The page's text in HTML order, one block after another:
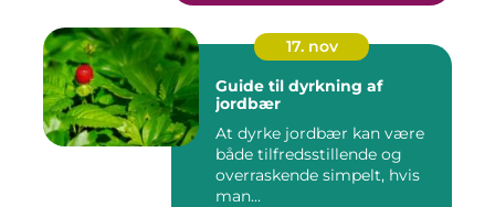
17. nov
Guide til dyrkning af
jordbær
At dyrke jordbær kan være
både tilfredsstillende og
overraskende simpelt, hvis
man...